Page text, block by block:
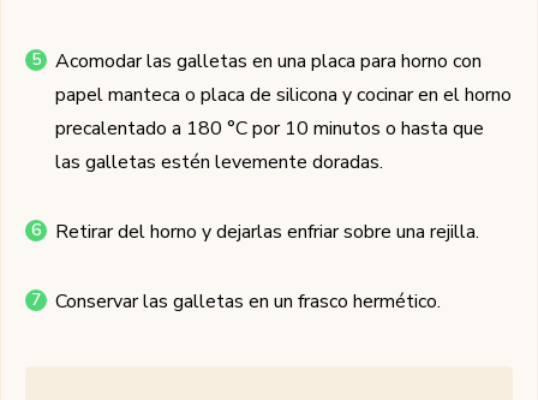
Acomodar las galletas en una placa para horno con
papel manteca o placa de silicona y cocinar en el horno
precalentado a 180 °C por 10 minutos o hasta que
las galletas estén levemente doradas.
Retirar del horno y dejarlas enfriar sobre una rejilla.
Conservar las galletas en un frasco hermético.